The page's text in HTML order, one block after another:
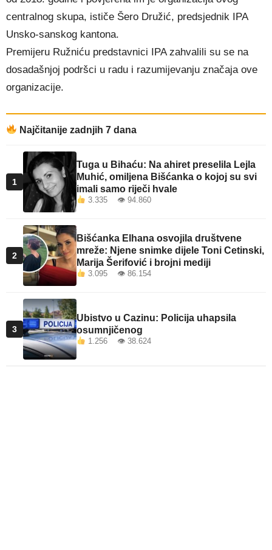
centralnog skupa, ističe Šero Družić, predsjednik IPA
Unsko-sanskog kantona.
Premijeru Ružniću predstavnici IPA zahvalili su se na
dosadašnjoj podršci u radu i razumijevanju značaja ove
organizacije.
Najčitanije zadnjih 7 dana
1
Tuga u Bihaću: Na ahiret preselila Lejla
Muhić, omiljena Bišćanka o kojoj su svi
imali samo riječi hvale
3.335 👁 94.860
2
Bišćanka Elhana osvojila društvene
mreže: Njene snimke dijele Toni Cetinski,
Marija Šerifović i brojni mediji
3.095 👁 86.154
3
Ubistvo u Cazinu: Policija uhapsila
osumnjičenog
1.256 👁 38.624